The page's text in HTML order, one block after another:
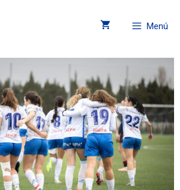
Menú